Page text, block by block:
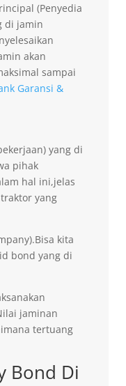
(Penyedia
di jamin
akan
sampai
Garansi &
yang di
pihak
hal ini,jelas
yang
kita
bond yang di
jaminan
tertuang
Bond Di